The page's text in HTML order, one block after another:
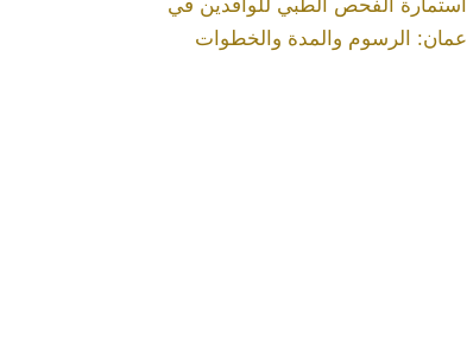
استمارة الفحص الطبي للوافدين في
عمان: الرسوم والمدة والخطوات